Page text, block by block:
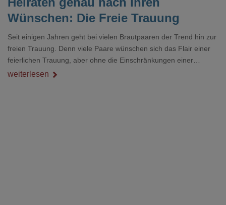
Wünschen: Die Freie Trauung
Seit einigen Jahren geht bei vielen Brautpaaren der Trend hin zur
freien Trauung. Denn viele Paare wünschen sich das Flair einer
feierlichen Trauung, aber ohne die Einschränkungen einer
Hochzeit in der Kirche oder der bloßen Formalität. Damit Sie sich
weiterlesen